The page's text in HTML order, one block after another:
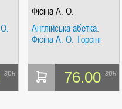
грн
Фісіна А. О.
Англійська абетка.
Фісіна А. О. Торсінг
76.00 грн